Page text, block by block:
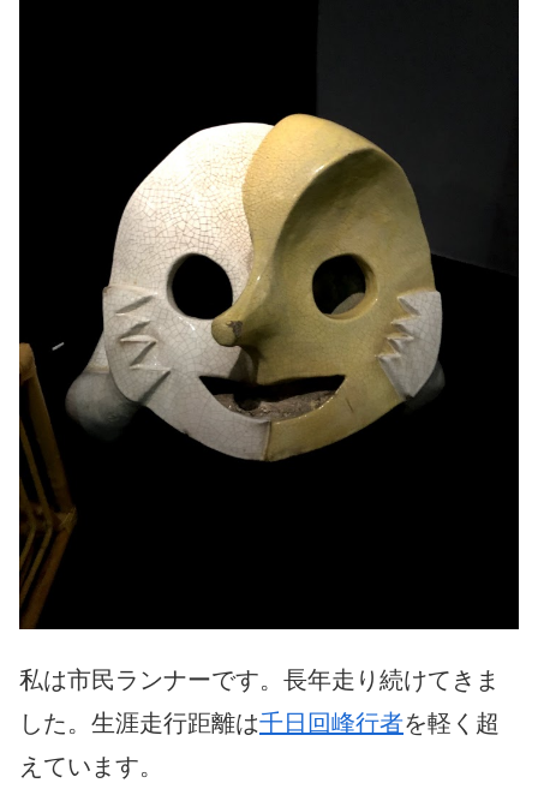
私は市民ランナーです。長年走り続けてきま
した。生涯走行距離は千日回峰行者を軽く超
えています。